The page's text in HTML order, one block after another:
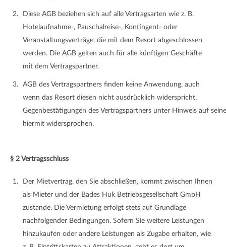
Diese AGB beziehen sich auf alle Vertragsarten wie z. B.
Hotelaufnahme-, Pauschalreise-, Kontingent- oder
Veranstaltungsverträge, die mit dem Resort abgeschlossen
werden. Die AGB gelten auch für alle künftigen Geschäfte
mit dem Vertragspartner.
AGB des Vertragspartners finden keine Anwendung, auch
wenn das Resort diesen nicht ausdrücklich widerspricht.
Gegenbestätigungen des Vertragspartners unter Hinweis auf
hiermit widersprochen.
§ 2 Vertragsschluss
Der Mietvertrag, den Sie abschließen, kommt zwischen Ihnen
als Mieter und der Bades Huk Betriebsgesellschaft GmbH
zustande. Die Vermietung erfolgt stets auf Grundlage
nachfolgender Bedingungen. Sofern Sie weitere Leistungen
hinzukaufen oder andere Leistungen als Zugabe erhalten, wie